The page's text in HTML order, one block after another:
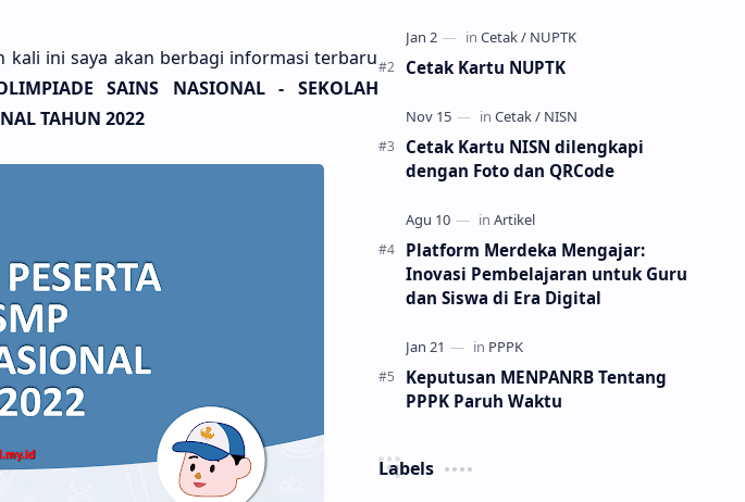
kali ini saya akan berbagi informasi terbaru
SAINS NASIONAL - SEKOLAH
TAHUN 2022
siswa. NISN ini diterbitkan kepada …
Cetak Kartu NUPTK
Cetak Kartu NISN dilengkapi
dengan Foto dan QRCode
Platform Merdeka Mengajar:
Inovasi Pembelajaran untuk Guru
dan Siswa di Era Digital
Keputusan MENPANRB Tentang
PPPK Paruh Waktu
Labels